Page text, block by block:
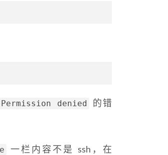
denied
的错
一栏内容不是 ssh，在